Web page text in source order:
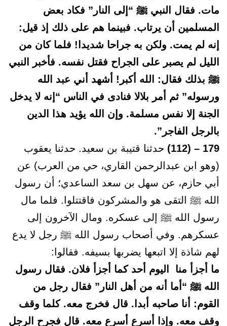
مات. فقال النبي ﷺ “إلى النار” فكاد بعض
المسلمين أن يرتاب. فبينما هم على ذلك إذ قيل:
إنه لم يمت. ولكن به جراحا شديدا! فلما كان من
الليل لم يصبر على الجراح فقتل نفسه. فأخبر النبي
ﷺ بذلك فقال: الله أكبر! أشهد أني عبد الله
ورسوله” ثم أمر بلالا فنادى في الناس “إنه لا يدخل
الجنة إلا نفس مسلمة. وإن الله يؤيد هذا الدين
بالرجل الفاجر”.
179 – (112)
حدثنا قتيبة بن سعيد. حدثنا يعقوب
(وهو ابن عبدالرحمن القاري، حي من العرب) عن
أبي حازم، عن سهل بن سعد الساعدي؛ أن رسول
الله ﷺ التقى هو والمشركون فاقتتلوا. فلما مال
رسول الله ﷺ إلى عسكره. ومال الآخرون إلى
عسكرهم. وفي أصحاب رسول الله ﷺ رجل لا يدع
لهم شاذة إلا اتبعها يضربها بسيفه. فقالوا:
ما أجزأ منا اليوم أحد كما أجزأ فلان. فقال رسول
الله ﷺ “أما أنه من أهل النار” فقال رجل من
القوم: أنا صاحبه أبدا. قال فخرج معه. كلما وقف
وقف معه. وإذا أسرع أسرع معه. قال فجرح الرجل